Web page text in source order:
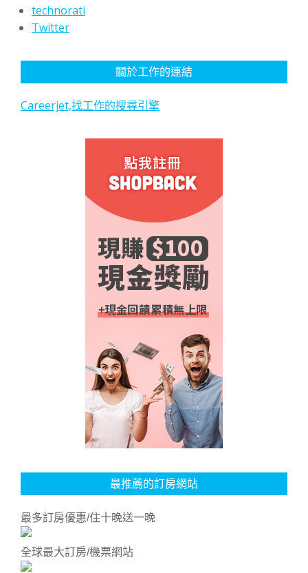
technorati
Twitter
關於工作的連結
Careerjet,找工作的搜尋引擎
最推薦的訂房網站
最多訂房優惠/住十晚送一晚
全球最大訂房/機票網站